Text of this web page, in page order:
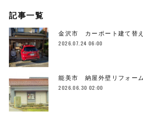
記事一覧
金沢市 カーポート建て替
2026.07.24 06:00
能美市 納屋外壁リフォー
2026.06.30 02:00